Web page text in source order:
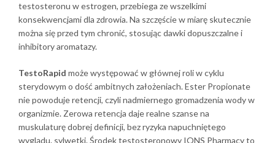
testosteronu w estrogen, przebiega ze wszelkimi
konsekwencjami dla zdrowia. Na szczęście w miarę skutecznie
można się przed tym chronić, stosując dawki dopuszczalne i
inhibitory aromatazy.
TestoRapid może występować w głównej roli w cyklu
sterydowym o dość ambitnych założeniach. Ester Propionate
nie powoduje retencji, czyli nadmiernego gromadzenia wody w
organizmie. Zerowa retencja daje realne szanse na
muskulaturę dobrej definicji, bez ryzyka napuchniętego
wyglądu. sylwetki. Środek testosteronowy IONS Pharmacy to